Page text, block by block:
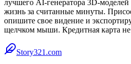
лучшего AI-генератора 3D-
жизнь за считанные минуты.
опишите свое видение и
щелчком мыши. Кредитная карта не
Story321.com